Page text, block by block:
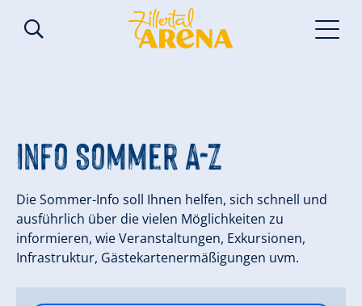
Info Sommer A-Z
Die Sommer-Info soll Ihnen helfen, sich schnell und
ausführlich über die vielen Möglichkeiten zu
informieren, wie Veranstaltungen, Exkursionen,
Infrastruktur, Gästekartenermäßigungen uvm.